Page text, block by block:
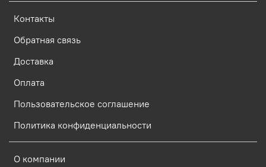
Контакты
Обратная связь
Доставка
Оплата
Пользовательское соглашение
Политика конфиденциальности
О компании